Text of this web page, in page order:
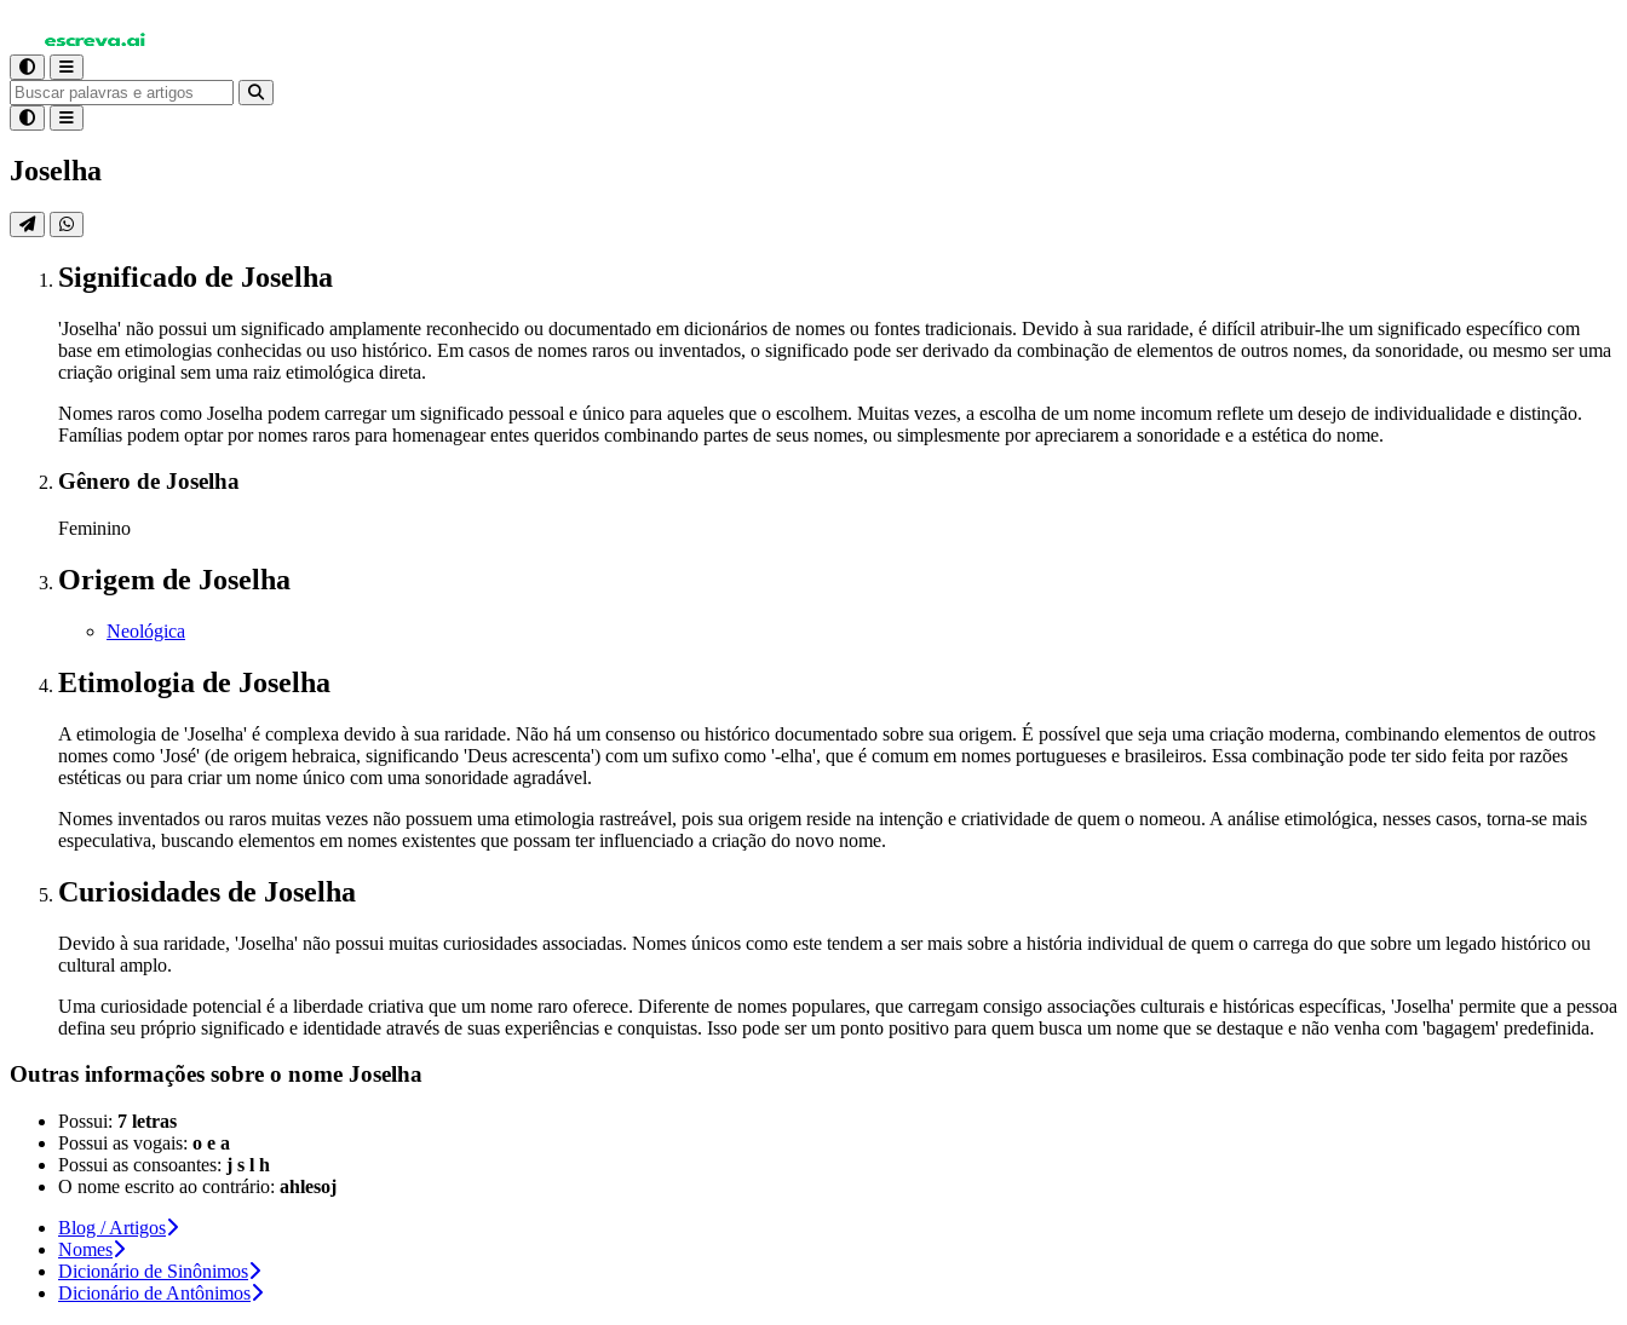
Joselha
Significado de Joselha
'Joselha' não possui um significado amplamente reconhecido ou documentado em dicionários de nomes ou fontes tradicionais. Devido à sua raridade, é difícil atribuir-lhe um significado específico com
base em etimologias conhecidas ou uso histórico. Em casos de nomes raros ou inventados, o significado pode ser derivado da combinação de elementos de outros nomes, da sonoridade, ou mesmo ser uma
criação original sem uma raiz etimológica direta.
Nomes raros como Joselha podem carregar um significado pessoal e único para aqueles que o escolhem. Muitas vezes, a escolha de um nome incomum reflete um desejo de individualidade e distinção.
Famílias podem optar por nomes raros para homenagear entes queridos combinando partes de seus nomes, ou simplesmente por apreciarem a sonoridade e a estética do nome.
Gênero de Joselha
Feminino
Origem de Joselha
Neológica
Etimologia de Joselha
A etimologia de 'Joselha' é complexa devido à sua raridade. Não há um consenso ou histórico documentado sobre sua origem. É possível que seja uma criação moderna, combinando elementos de outros
nomes como 'José' (de origem hebraica, significando 'Deus acrescenta') com um sufixo como '-elha', que é comum em nomes portugueses e brasileiros. Essa combinação pode ter sido feita por razões
estéticas ou para criar um nome único com uma sonoridade agradável.
Nomes inventados ou raros muitas vezes não possuem uma etimologia rastreável, pois sua origem reside na intenção e criatividade de quem o nomeou. A análise etimológica, nesses casos, torna-se mais
especulativa, buscando elementos em nomes existentes que possam ter influenciado a criação do novo nome.
Curiosidades de Joselha
Devido à sua raridade, 'Joselha' não possui muitas curiosidades associadas. Nomes únicos como este tendem a ser mais sobre a história individual de quem o carrega do que sobre um legado histórico ou
cultural amplo.
Uma curiosidade potencial é a liberdade criativa que um nome raro oferece. Diferente de nomes populares, que carregam consigo associações culturais e históricas específicas, 'Joselha' permite que a pessoa
defina seu próprio significado e identidade através de suas experiências e conquistas. Isso pode ser um ponto positivo para quem busca um nome que se destaque e não venha com 'bagagem' predefinida.
Outras informações sobre o nome Joselha
Possui: 7 letras
Possui as vogais: o e a
Possui as consoantes: j s l h
O nome escrito ao contrário: ahlesoj
Blog / Artigos
Nomes
Dicionário de Sinônimos
Dicionário de Antônimos